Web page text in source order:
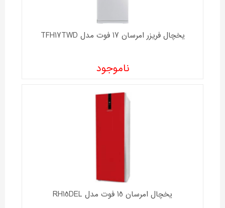
یخچال فریزر امرسان 17 فوت مدل TFH17TWD
ناموجود
یخچال امرسان 15 فوت مدل RH15DEL